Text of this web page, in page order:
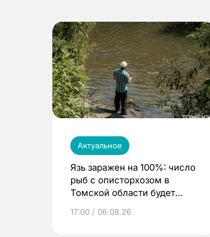
Актуальное
Язь заражен на 100%: число
рыб с описторхозом в
Томской области будет
17:00 / 06.08.26